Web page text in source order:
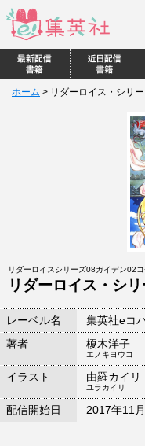
ホーム > リダーロイス・シリ
リダーロイスシリーズ08ガイデン02
リダーロイス・シ
レーベル名
集英社eコ
著者
榎木洋子
エノキヨウコ
イラスト 由羅カイリ
ユラカイリ
配信開始日 2017年11